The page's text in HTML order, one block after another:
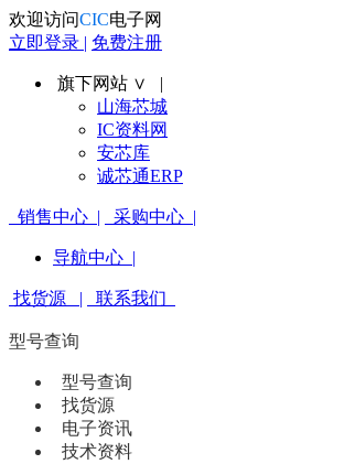
欢迎访问CIC电子网
立即登录 | 免费注册
旗下网站 ∨ |
山海芯城
IC资料网
安芯库
诚芯通ERP
销售中心 | 采购中心 |
导航中心 |
找货源 | 联系我们
型号查询
型号查询
找货源
电子资讯
技术资料